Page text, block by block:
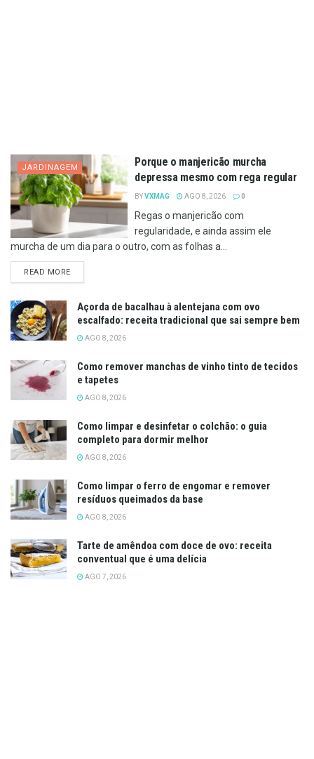
JARDINAGEM
Porque o manjericão murcha
depressa mesmo com rega regular
BYVXMAG AGO 8, 2026 0
Regas o manjericão com
regularidade, e ainda assim ele
murcha de um dia para o outro, com as folhas a...
READ MOREDETAILS
Açorda de bacalhau à alentejana com ovo
escalfado: receita tradicional que sai sempre bem
AGO 8, 2026
Como remover manchas de vinho tinto de tecidos
e tapetes
AGO 8, 2026
Como limpar e desinfetar o colchão: o guia
completo para dormir melhor
AGO 8, 2026
Como limpar o ferro de engomar e remover
resíduos queimados da base
AGO 8, 2026
Tarte de amêndoa com doce de ovo: receita
conventual que é uma delícia
AGO 7, 2026